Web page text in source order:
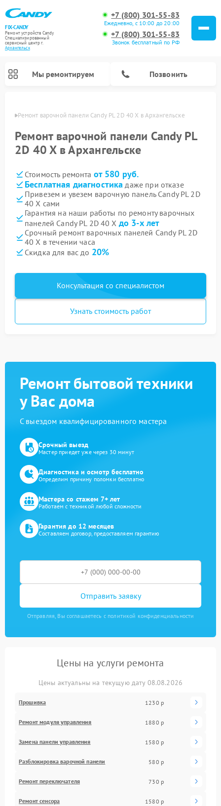
FIX-CANDY
Ремонт устройств Candy
Специализированный
cервисный центр г.
Архангельск
+7 (800) 301-55-83
Ежедневно, с 10:00 до 20:00
+7 (800) 301-55-83
Звонок бесплатный по РФ
Мы ремонтируем Позвонить
Ремонт варочной панели Candy PL 2D 40 X в Архангельске
Ремонт варочной панели Candy PL
2D 40 X в Архангельске
Стоимость ремонта от 580 руб.
Бесплатная диагностика даже при отказе
Привезем и увезем варочную панель Candy PL 2D
40 X сами
Гарантия на наши работы по ремонту варочных
панелей Candy PL 2D 40 X до 3-х лет
Срочный ремонт варочных панелей Candy PL 2D
40 X в течении часа
Скидка для вас до 20%
Консультация со специалистом
Узнать стоимость работ
Ремонт бытовой техники
у Вас дома
С выездом квалифицированного мастера
Срочный выезд
Мастер приедет уже через 30 минут
Диагностика и осмотр бесплатно
Определим причину поломки бесплатно
Мастера со стажем 7+ лет
Работаем с техникой любой сложности
Гарантия до 12 месяцев
Составляем договор, предоставляем гарантию
Отправить заявку
Отправляя, Вы соглашаетесь с политикой конфиденциальности
Цены на услуги ремонта
Цены актуальны на текущую дату 08.08.2026
Прошивка 1230 р
Ремонт модуля управления 1880 р
Замена панели управления 1580 р
Разблокировка варочной панели 580 р
Ремонт переключателя 730 р
Ремонт сенсора 1580 р